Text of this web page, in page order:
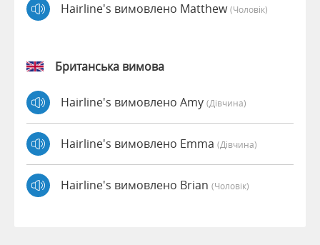
Hairline's вимовлено Matthew(чоловік)
Британська вимова
Hairline's вимовлено Amy (дівчина)
Hairline's вимовлено Emma (дівчина)
Hairline's вимовлено Brian (чоловік)